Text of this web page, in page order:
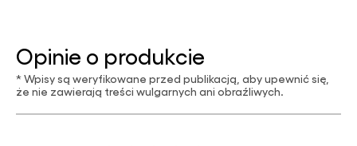
Opinie o produkcie
* Wpisy są weryfikowane przed publikacją, aby upewnić się,
że nie zawierają treści wulgarnych ani obraźliwych.